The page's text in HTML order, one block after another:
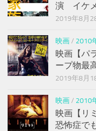
演 イケ
2019年8月
映画/ 2010
映画【パ
ープ物最
2019年8月
映画/ 2010
映画【リ
恐怖症で